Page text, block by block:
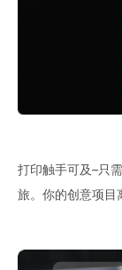
打印触手可及–只
旅。你的创意项目